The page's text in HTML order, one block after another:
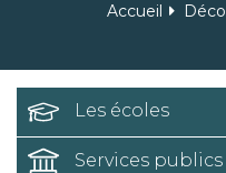
Accueil
Les écoles
Services publics